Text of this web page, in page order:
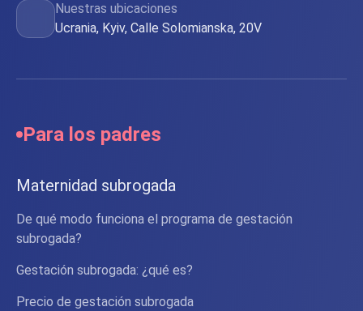
Nuestras ubicaciones
Ucrania, Kyiv, Calle Solomianska, 20V
Para los padres
Maternidad subrogada
De qué modo funciona el programa de gestación
subrogada?
Gestación subrogada: ¿qué es?
Precio de gestación subrogada